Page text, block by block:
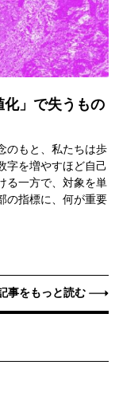
化」で失うもの
のもと、私たちは歩
字を増やすほど自己
る一方で、対象を単
の指標に、何が重要
事をもっと読む